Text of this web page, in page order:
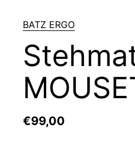
BATZ ERGO
€99,00